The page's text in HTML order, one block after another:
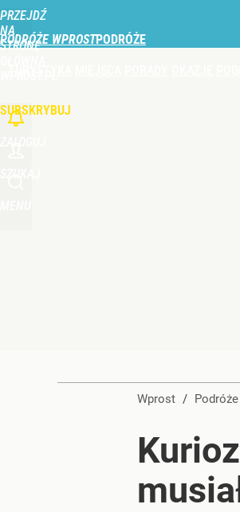
PRZEJDŹ
NA
STRONĘ
PODRÓŻE WPROST
SUBSKRYBUJ
Wprost / Podróże